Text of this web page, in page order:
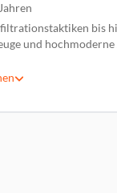
bis
und
Seite von Freunden!